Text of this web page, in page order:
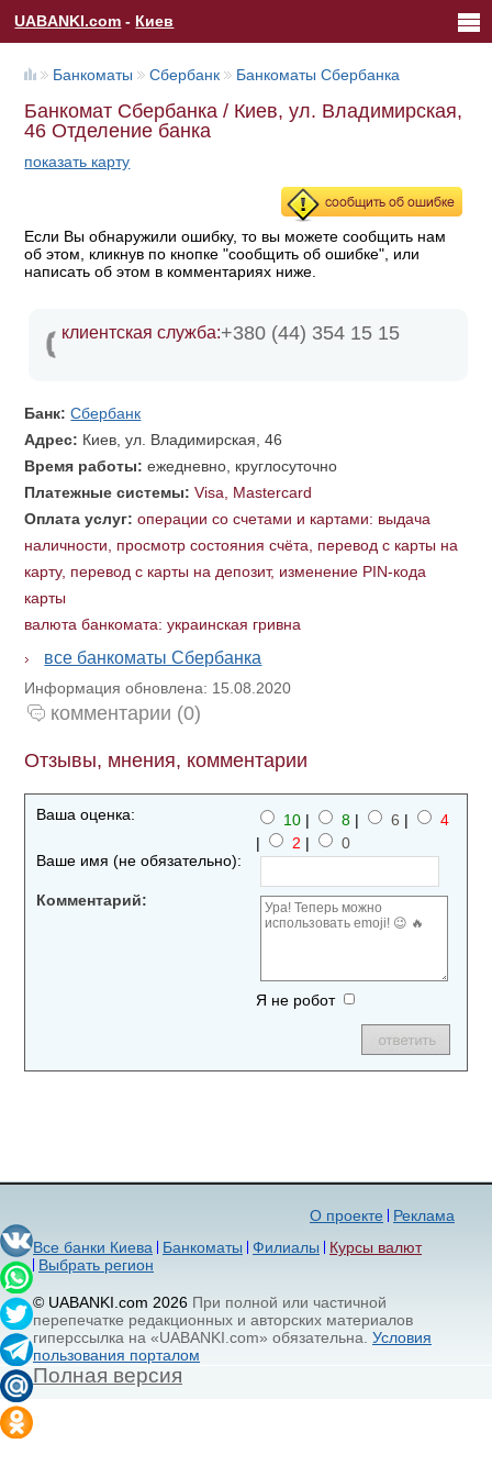
UABANKI.com - Киев
Банкоматы Сбербанк Банкоматы Сбербанка
Банкомат Сбербанка / Киев, ул. Владимирская,
46 Отделение банка
показать карту
Если Вы обнаружили ошибку, то вы можете сообщить нам
об этом, кликнув по кнопке "сообщить об ошибке", или
написать об этом в комментариях ниже.
клиентская служба:+380 (44) 354 15 15
Банк:Сбербанк
Адрес: Киев, ул. Владимирская, 46
Время работы:ежедневно, круглосуточно
Платежные системы:Visa, Mastercard
Оплата услуг:операции со счетами и картами: выдача
наличности, просмотр состояния счёта, перевод с карты на
карту, перевод с карты на депозит, изменение PIN-кода
карты
валюта банкомата: украинская гривна
все банкоматы Сбербанка
Информация обновлена: 15.08.2020
комментарии (0)
Отзывы, мнения, комментарии
Ваша оценка: 10 | 8 | 6 |
4
|
2 |
0
Ваше имя (не обязательно):
Комментарий:
Я не робот
Реклама
О проекте
Все банки Киева
Банкоматы Филиалы
Курсы валют
Выбрать регион
© UABANKI.com 2026 При полной или частичной
перепечатке редакционных и авторских материалов
гиперссылка на «UABANKI.com» обязательна. Условия
пользования порталом
Полная версия